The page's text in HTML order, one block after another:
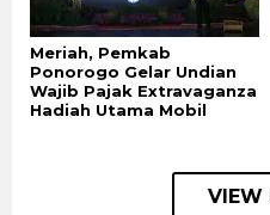
Meriah, Pemkab
Ponorogo Gelar Undian
Wajib Pajak Extravaganza
Hadiah Utama Mobil
VIEW